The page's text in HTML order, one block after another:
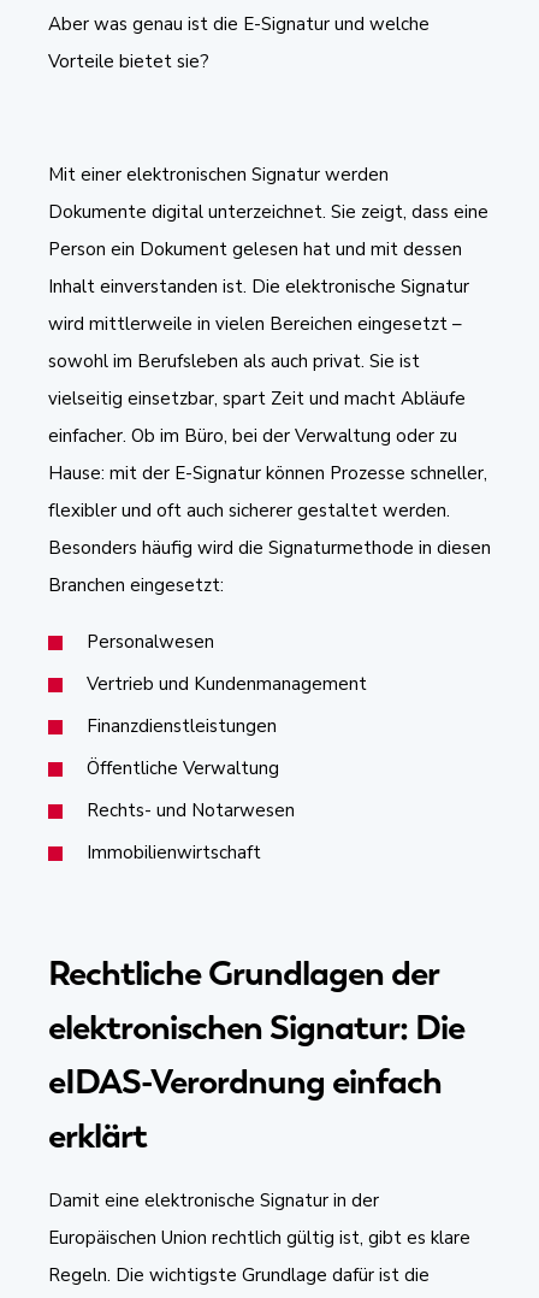
Aber was genau ist die E-Signatur und welche
Vorteile bietet sie?
Mit einer elektronischen Signatur werden
Dokumente digital unterzeichnet. Sie zeigt, dass eine
Person ein Dokument gelesen hat und mit dessen
Inhalt einverstanden ist. Die elektronische Signatur
wird mittlerweile in vielen Bereichen eingesetzt –
sowohl im Berufsleben als auch privat. Sie ist
vielseitig einsetzbar, spart Zeit und macht Abläufe
einfacher. Ob im Büro, bei der Verwaltung oder zu
Hause: mit der E-Signatur können Prozesse schneller,
flexibler und oft auch sicherer gestaltet werden.
Besonders häufig wird die Signaturmethode in diesen
Branchen eingesetzt:
Personalwesen
Vertrieb und Kundenmanagement
Finanzdienstleistungen
Öffentliche Verwaltung
Rechts- und Notarwesen
Immobilienwirtschaft
Rechtliche Grundlagen der
elektronischen Signatur: Die
eIDAS-Verordnung einfach
erklärt
Damit eine elektronische Signatur in der
Europäischen Union rechtlich gültig ist, gibt es klare
Regeln. Die wichtigste Grundlage dafür ist die